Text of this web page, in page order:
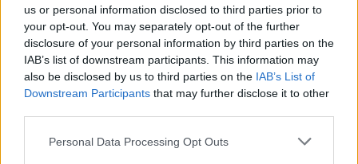
us or personal information disclosed to third parties prior to
your opt-out. You may separately opt-out of the further
disclosure of your personal information by third parties on the
IAB’s list of downstream participants. This information may
also be disclosed by us to third parties on the IAB’s List of
Downstream Participants that may further disclose it to other
Please note that this website/app uses one or more Google
Personal Data Processing Opt Outs